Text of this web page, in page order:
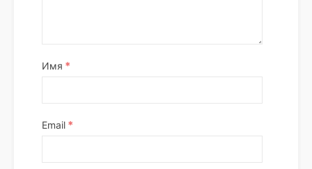
Имя *
Email *